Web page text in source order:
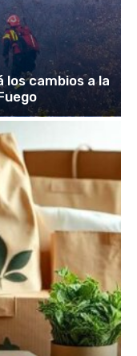
los cambios a la